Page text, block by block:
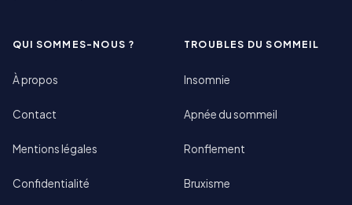
QUI SOMMES-NOUS ?
À propos
Contact
Mentions légales
Confidentialité
TROUBLES DU SOMMEIL
Insomnie
Apnée du sommeil
Ronflement
Bruxisme